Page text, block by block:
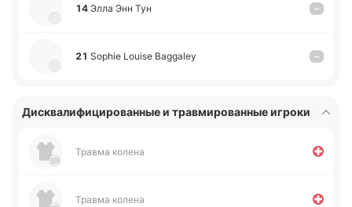
14 Элла Энн Тун –
21 Sophie Louise Baggaley –
Дисквалифицированные и травмированные игроки
Травма колена
Травма колена